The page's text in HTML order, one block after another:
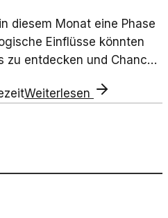
diesem Monat eine Phase
Einflüsse könnten
entdecken und Chancen
Weiterlesen